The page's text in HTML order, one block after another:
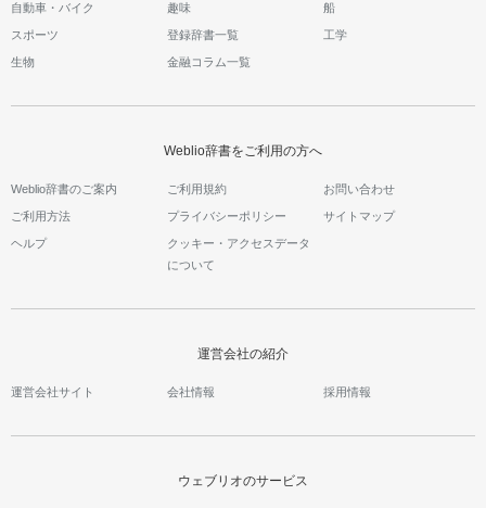
自動車・バイク 趣味 船
スポーツ 登録辞書一覧 工学
生物 金融コラム一覧
Weblio辞書をご利用の方へ
Weblio辞書のご案内 ご利用規約 お問い合わせ
ご利用方法 プライバシーポリシー サイトマップ
ヘルプ
クッキー・アクセスデータ
について
運営会社の紹介
運営会社サイト 会社情報 採用情報
ウェブリオのサービス